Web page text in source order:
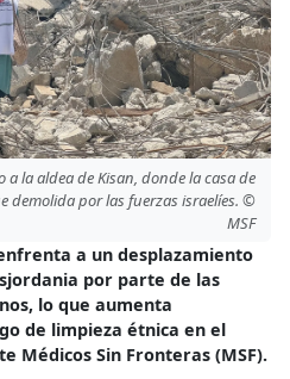
a la aldea de Kisan, donde la casa de
demolida por las fuerzas israelíes. ©
MSF
a un desplazamiento
por parte de las
lo que aumenta
de limpieza étnica en el
Médicos Sin Fronteras (MSF).